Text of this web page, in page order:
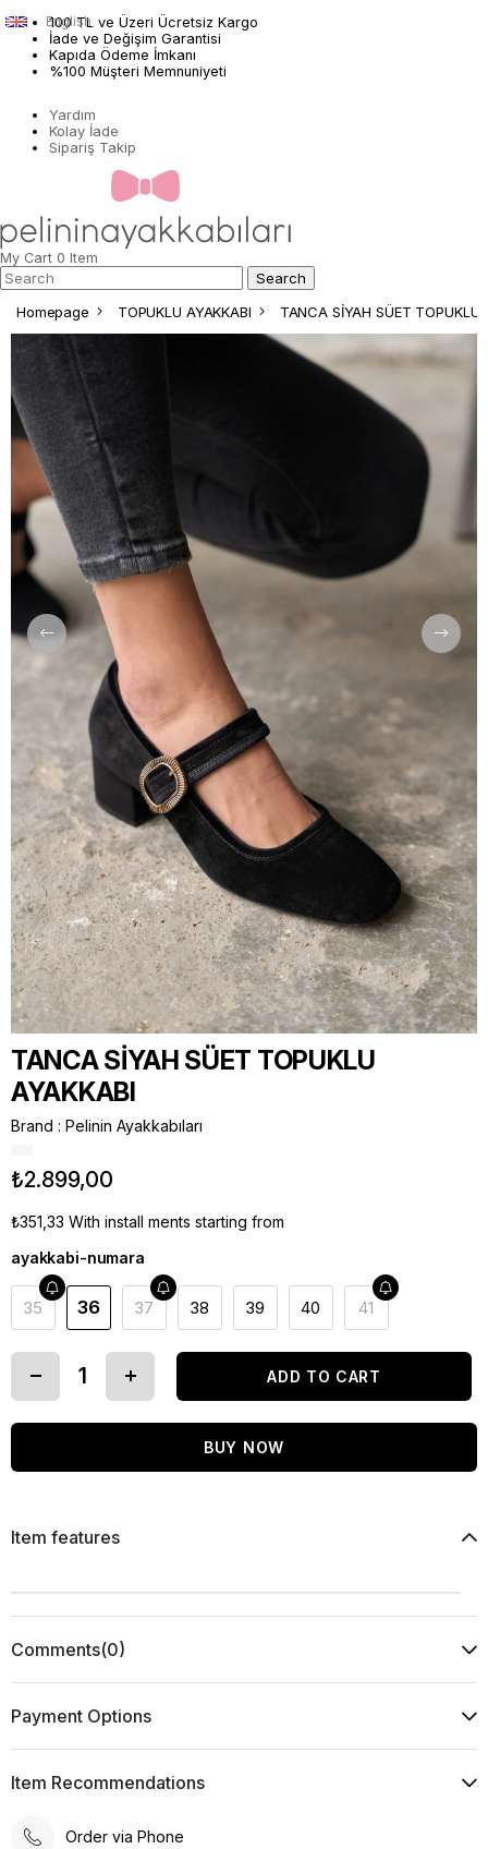
100 TL ve Üzeri Ücretsiz Kargo
İade ve Değişim Garantisi
Kapıda Ödeme İmkanı
%100 Müşteri Memnuniyeti
Yardım
Kolay İade
Sipariş Takip
English
My Cart 0 Item
Homepage TOPUKLU AYAKKABI TANCA SİYAH SÜET TOPUKLU
TANCA SİYAH SÜET TOPUKLU
AYAKKABI
Brand : Pelinin Ayakkabıları
₺2.899,00
₺351,33 With install ments starting from
ayakkabi-numara
35 36 37 38 39 40 41
Item features
Comments(0)
Payment Options
Item Recommendations
Order via Phone